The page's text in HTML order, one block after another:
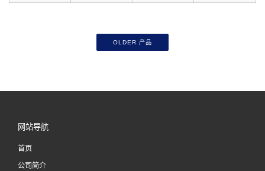
OLDER 产品
网站导航
首页
公司简介